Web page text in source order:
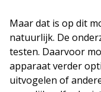
Maar dat is op dit
natuurlijk. De
testen. Daarvoor
apparaat verder
uitvogelen of